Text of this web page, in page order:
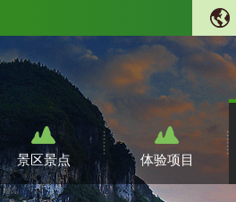
景区景点 体验项目